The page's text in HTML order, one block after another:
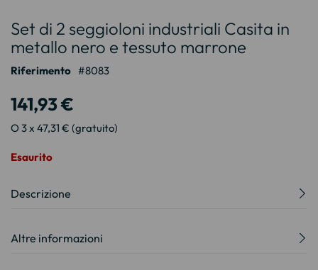
all'inizio
della
galleria
di
Set di 2 seggioloni industriali Casita in
metallo nero e tessuto marrone
Riferimento 8083
141,93 €
O 3 x 47,31 € (gratuito)
Esaurito
Descrizione
Altre informazioni